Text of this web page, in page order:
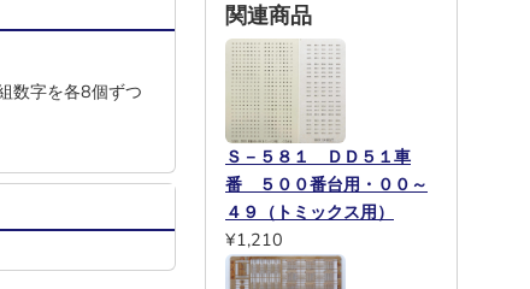
字を各8個ずつ
関連商品
Ｓ－５８１ ＤＤ５１車
番 ５００番台用・００～
４９（トミックス用）
¥1,210